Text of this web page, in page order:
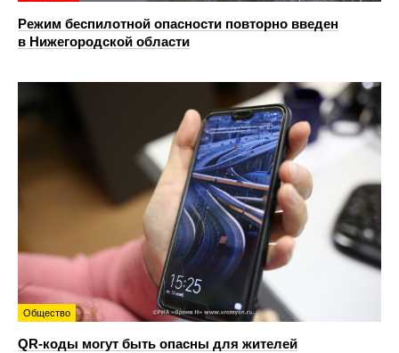
Режим беспилотной опасности повторно введен
в Нижегородской области
Общество
QR-коды могут быть опасны для жителей